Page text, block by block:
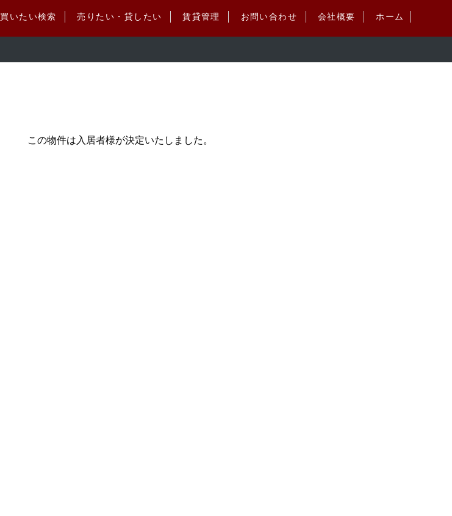
買いたい検索 売りたい・貸したい 賃貸管理 お問い合わせ 会社概要 ホーム
この物件は入居者様が決定いたしました。